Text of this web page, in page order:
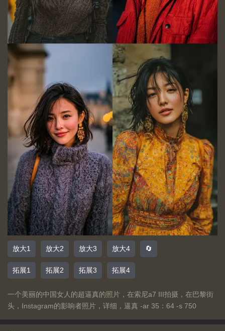
放大1 放大2 放大3 放大4 🔄
拓展1 拓展2 拓展3 拓展4
一个美丽的中国女人的超逼真的照片，在索尼a7 III拍摄，在巴黎街
头，Instagram的影响者照片，详细，逼真 -ar 35：64 -s 750